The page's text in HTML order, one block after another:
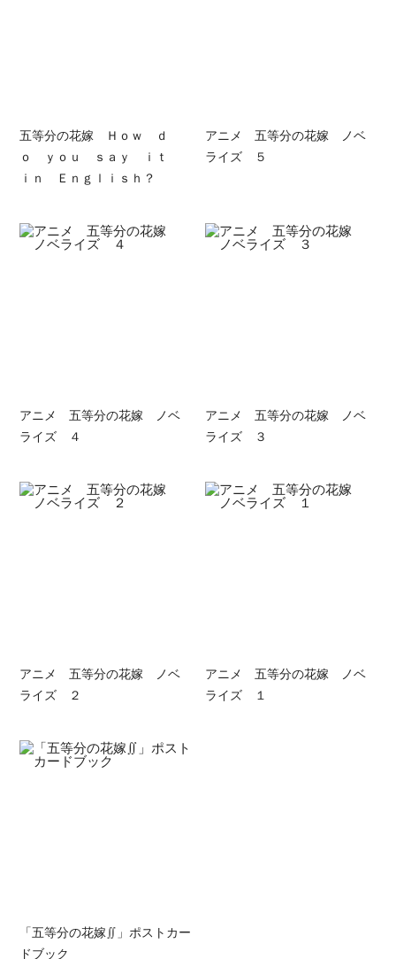
五等分の花嫁 Ｈｏｗ ｄ
ｏ ｙｏｕ ｓａｙ ｉｔ
ｉｎ Ｅｎｇｌｉｓｈ？
アニメ 五等分の花嫁 ノベ
ライズ ５
アニメ 五等分の花嫁 ノベ
ライズ ４
アニメ 五等分の花嫁 ノベ
ライズ ３
アニメ 五等分の花嫁 ノベ
ライズ ２
アニメ 五等分の花嫁 ノベ
ライズ １
「五等分の花嫁∬」ポストカー
ドブック